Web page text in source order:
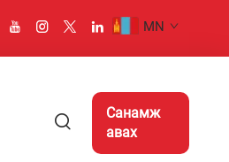
MN
Санамж
авах